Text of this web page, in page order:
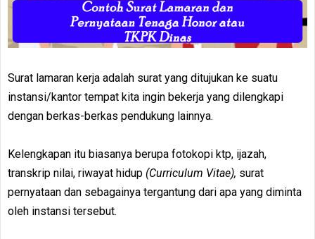
Surat lamaran kerja adalah surat yang ditujukan ke suatu
instansi/kantor tempat kita ingin bekerja yang dilengkapi
dengan berkas-berkas pendukung lainnya.
Kelengkapan itu biasanya berupa fotokopi ktp, ijazah,
transkrip nilai, riwayat hidup (Curriculum Vitae), surat
pernyataan dan sebagainya tergantung dari apa yang diminta
oleh instansi tersebut.